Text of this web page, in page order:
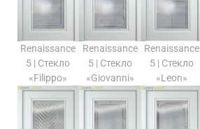
Renaissance
5 | Стекло
«Filippo»
Renaissance
5 | Стекло
«Giovanni»
Renaissance
5 | Стекло
«Leon»